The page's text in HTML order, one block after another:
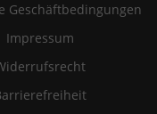
Geschäftbedingungen
Impressum